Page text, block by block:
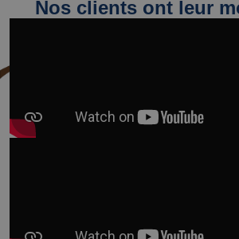
Nos clients ont leur